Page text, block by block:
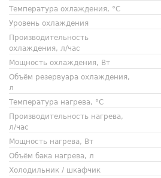
Температура охлаждения, °C
Уровень охлаждения
Производительность
охлаждения, л/час
Мощность охлаждения, Вт
Объём резервуара охлаждения,
л
Температура нагрева, °C
Производительность нагрева,
л/час
Мощность нагрева, Вт
Объём бака нагрева, л
Холодильник / шкафчик